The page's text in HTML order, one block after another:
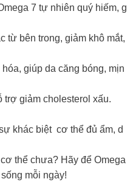
7 tự nhiên quý hiếm, g
từ bên trong, giảm khô mắt,
giúp da căng bóng, mịn
trợ giảm cholesterol xấu.
khác biệt cơ thể đủ ẩm, d
thể chưa? Hãy để Omega
mỗi ngày!